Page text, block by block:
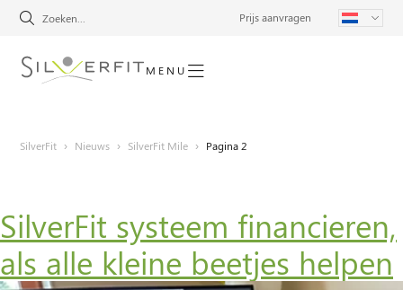
Prijs aanvragen
MENU
SilverFit › Nieuws › SilverFit Mile › Pagina 2
SilverFit systeem financieren,
als alle kleine beetjes helpen